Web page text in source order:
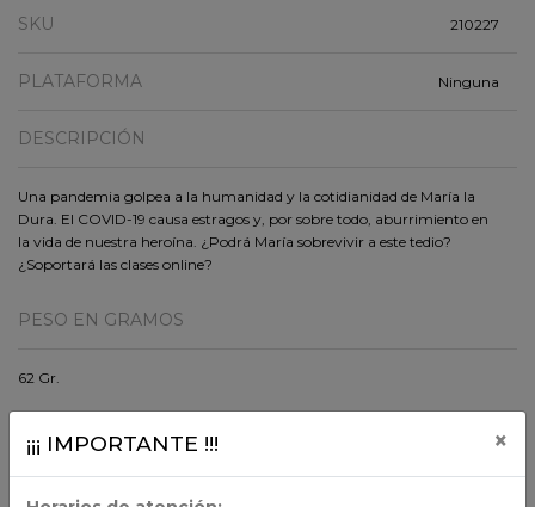
SKU 210227
PLATAFORMA Ninguna
DESCRIPCIÓN
Una pandemia golpea a la humanidad y la cotidianidad de María la
Dura. El COVID-19 causa estragos y, por sobre todo, aburrimiento en
la vida de nuestra heroína. ¿Podrá María sobrevivir a este tedio?
¿Soportará las clases online?
PESO EN GRAMOS
62 Gr.
DIMENSION
¡¡¡ IMPORTANTE !!! ×